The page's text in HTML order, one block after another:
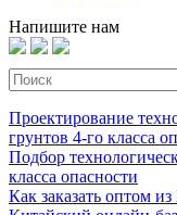
Напишите нам
Проектирование
грунтов 4-го класса
Подбор
класса опасности
Как заказать оптом